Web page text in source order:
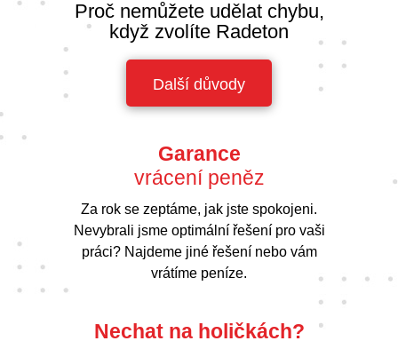
Proč nemůžete udělat chybu,
když zvolíte Radeton
Další důvody
Garance
vrácení peněz
Za rok se zeptáme, jak jste spokojeni.
Nevybrali jsme optimální řešení pro vaši
práci? Najdeme jiné řešení nebo vám
vrátíme peníze.
Nechat na holičkách?